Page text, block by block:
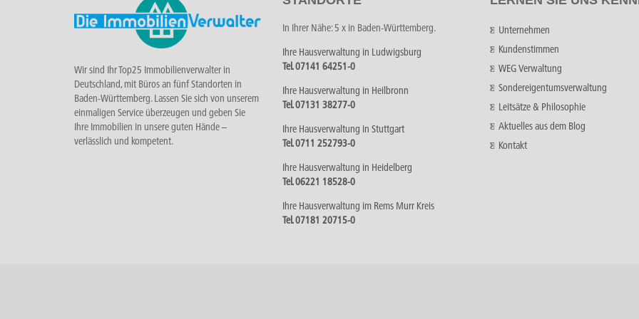
Wir sind Ihr Top25 Immobilienverwalter in
Deutschland, mit Büros an fünf Standorten in
Baden-Württemberg. Lassen Sie sich von unserem
einmaligen Service überzeugen und geben Sie
Ihre Immobilien in unsere guten Hände –
verlässlich und kompetent.
In Ihrer Nähe: 5 x in Baden-Württemberg.
Ihre Hausverwaltung in Ludwigsburg
Tel. 07141 64251-0
Ihre Hausverwaltung in Heilbronn
Tel. 07131 38277-0
Ihre Hausverwaltung in Stuttgart
Tel. 0711 252793-0
Ihre Hausverwaltung in Heidelberg
Tel. 06221 18528-0
Ihre Hausverwaltung im Rems Murr Kreis
Tel. 07181 20715-0
Unternehmen
Kundenstimmen
WEG Verwaltung
Sondereigentumsverwaltung
Leitsätze & Philosophie
Aktuelles aus dem Blog
Kontakt